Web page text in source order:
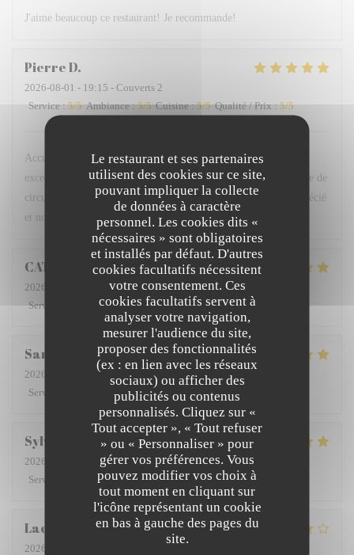
Le restaurant et ses partenaires
utilisent des cookies sur ce site,
pouvant impliquer la collecte
de données à caractère
personnel. Les cookies dits «
nécessaires » sont obligatoires
et installés par défaut. D'autres
cookies facultatifs nécessitent
votre consentement. Ces
cookies facultatifs servent à
analyser votre navigation,
mesurer l'audience du site,
proposer des fonctionnalités
(ex : en lien avec les réseaux
sociaux) ou afficher des
publicités ou contenus
personnalisés. Cliquez sur «
Tout accepter », « Tout refuser
» ou « Personnaliser » pour
gérer vos préférences. Vous
pouvez modifier vos choix à
tout moment en cliquant sur
l'icône représentant un cookie
en bas à gauche des pages du
site.
J'aime beaucoup ce restaurant! Je recommande!
PierreD
2026-08-01 - 19:15 - Couverts 2
Service: 5/5 Ambiance: 5/5 Cuisine: 5/5 Qualité / Prix: 5/5
Accueil très professionnel et très gentil des serveurs, plats
excellents, belle présentation … la terrasse calme, loin de la voie de
circulation et du bruit des moteurs est un plus. Nous avons apprécié
et nous en parlerons aux amis.
CATHERINED
2026-08-01
- 20:00 - Couverts 2
Service
Ambiance: 5 /5 Cuisine: 5 /5 Qualité / Prix
San
2026-08-01
- 19:45 - Couverts 2
Service
Ambiance: 5 /5 Cuisine : 5/5 Qualité / Prix
Sylviane
2026-08-02
- 12:15 - Couverts 2
Service
Ambiance: 5/5 Cuisine : 5/5 Qualité / Prix
Laetitia
2026-08-02